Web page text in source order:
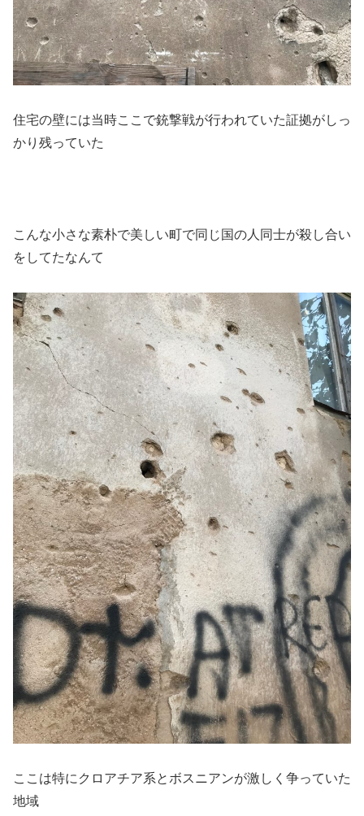
住宅の壁には当時ここで銃撃戦が行われていた証拠がしっ
かり残っていた
こんな小さな素朴で美しい町で同じ国の人同士が殺し合い
をしてたなんて
ここは特にクロアチア系とボスニアンが激しく争っていた
地域